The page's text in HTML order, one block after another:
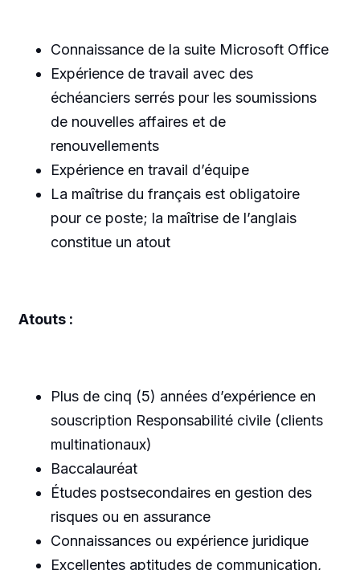
Connaissance de la suite Microsoft Office
Expérience de travail avec des
échéanciers serrés pour les soumissions
de nouvelles affaires et de
renouvellements
Expérience en travail d’équipe
La maîtrise du français est obligatoire
pour ce poste; la maîtrise de l’anglais
constitue un atout
Atouts :
Plus de cinq (5) années d’expérience en
souscription Responsabilité civile (clients
multinationaux)
Baccalauréat
Études postsecondaires en gestion des
risques ou en assurance
Connaissances ou expérience juridique
Excellentes aptitudes de communication,